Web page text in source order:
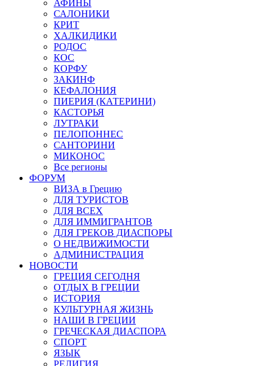
АФИНЫ
САЛОНИКИ
КРИТ
ХАЛКИДИКИ
РОДОС
КОС
КОРФУ
ЗАКИНФ
КЕФАЛОНИЯ
ПИЕРИЯ (КАТЕРИНИ)
КАСТОРЬЯ
ЛУТРАКИ
ПЕЛОПОННЕС
САНТОРИНИ
МИКОНОС
Все регионы
ФОРУМ
ВИЗА в Грецию
ДЛЯ ТУРИСТОВ
ДЛЯ ВСЕХ
ДЛЯ ИММИГРАНТОВ
ДЛЯ ГРЕКОВ ДИАСПОРЫ
О НЕДВИЖИМОСТИ
АДМИНИСТРАЦИЯ
НОВОСТИ
ГРЕЦИЯ СЕГОДНЯ
ОТДЫХ В ГРЕЦИИ
ИСТОРИЯ
КУЛЬТУРНАЯ ЖИЗНЬ
НАШИ В ГРЕЦИИ
ГРЕЧЕСКАЯ ДИАСПОРА
СПОРТ
ЯЗЫК
РЕЛИГИЯ